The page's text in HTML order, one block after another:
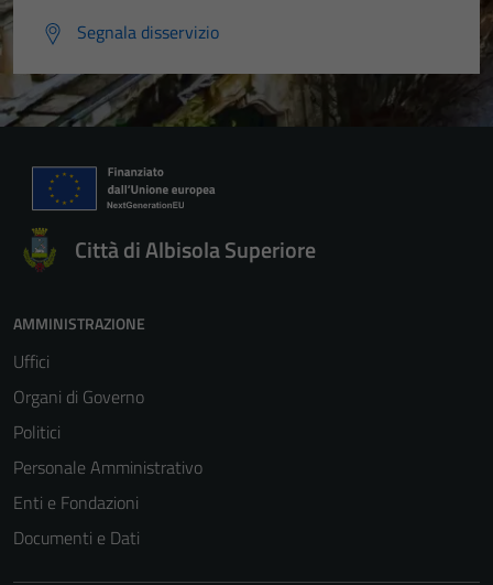
Segnala disservizio
Città di Albisola Superiore
AMMINISTRAZIONE
Uffici
Organi di Governo
Politici
Personale Amministrativo
Enti e Fondazioni
Documenti e Dati